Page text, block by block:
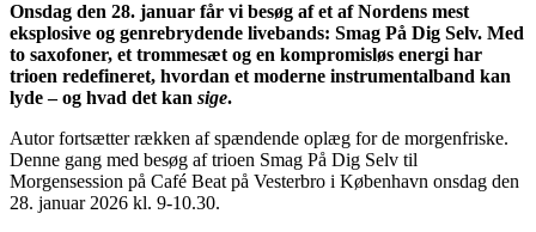
Onsdag den 28. januar får vi besøg af et af Nordens mest
eksplosive og genrebrydende livebands: Smag På Dig Selv. Med
to saxofoner, et trommesæt og en kompromisløs energi har
trioen redefineret, hvordan et moderne instrumentalband kan
lyde – og hvad det kan sige.
Autor fortsætter rækken af spændende oplæg for de morgenfriske.
Denne gang med besøg af trioen Smag På Dig Selv til
Morgensession på Café Beat på Vesterbro i København onsdag den
28. januar 2026 kl. 9-10.30.